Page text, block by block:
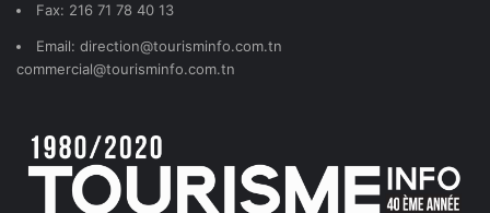
Fax: 216 71 78 40 13
Email: direction@tourisminfo.com.tn
commercial@tourisminfo.com.tn